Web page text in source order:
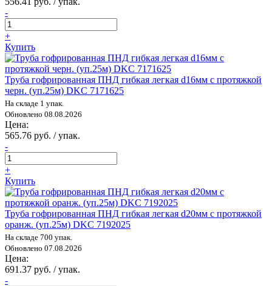
-
+
Купить
Труба гофрированная ПНД гибкая легкая d16мм с протяжкой
черн. (уп.25м) DKC 7171625
На складе 1 упак.
Обновлено 08.08.2026
Цена:
565.76 руб. / упак.
-
+
Купить
Труба гофрированная ПНД гибкая легкая d20мм с протяжкой
оранж. (уп.25м) DKC 7192025
На складе 700 упак.
Обновлено 07.08.2026
Цена:
691.37 руб. / упак.
-